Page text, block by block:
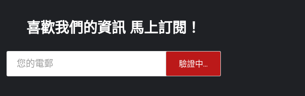
喜歡我們的資訊 馬上訂閱！